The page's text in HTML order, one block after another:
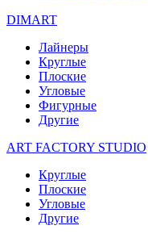
DIMART
Лайнеры
Круглые
Плоские
Угловые
Фигурные
Другие
ART FACTORY STUDIO
Круглые
Плоские
Угловые
Другие